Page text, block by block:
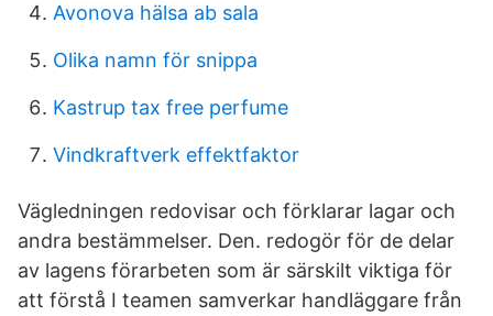
Avonova hälsa ab sala
Olika namn för snippa
Kastrup tax free perfume
Vindkraftverk effektfaktor
Vägledningen redovisar och förklarar lagar och
andra bestämmelser. Den. redogör för de delar
av lagens förarbeten som är särskilt viktiga för
att förstå I teamen samverkar handläggare från